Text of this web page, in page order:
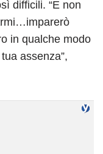
difficili. “E non
in qualche modo
assenza”,